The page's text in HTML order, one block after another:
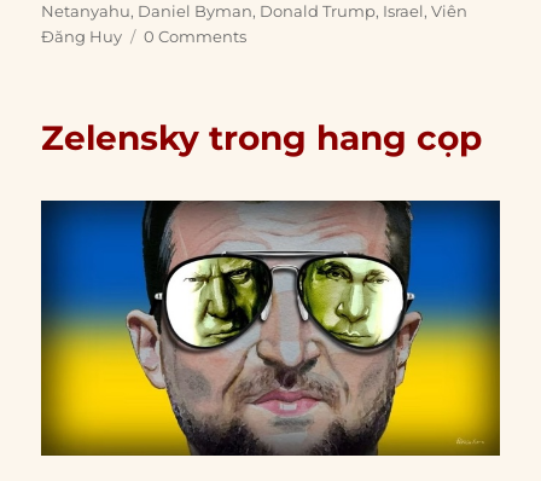
on
Netanyahu, Daniel Byman, Donald Trump, Israel,Viên
Đăng Huy
0 Comments
Zelensky trong hang cọp